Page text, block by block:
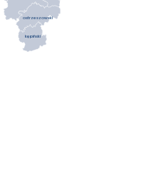
kępiński
ostrzeszowski